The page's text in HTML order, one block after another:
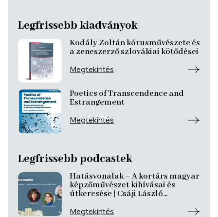
Legfrissebb kiadványok
Kodály Zoltán kórusművészete és
a zeneszerző szlovákiai kötődései
Megtekintés
Poetics of Transcendence and
Estrangement
Megtekintés
Legfrissebb podcastek
Hatásvonalak – A kortárs magyar
képzőművészet kihívásai és
útkeresése | Csáji László
József
Megtekintés